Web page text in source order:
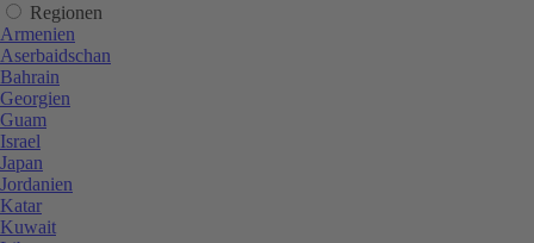
Regionen
Armenien
Aserbaidschan
Bahrain
Georgien
Guam
Israel
Japan
Jordanien
Katar
Kuwait